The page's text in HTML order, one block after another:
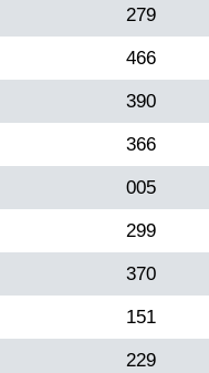
279
466
390
366
005
299
370
151
229